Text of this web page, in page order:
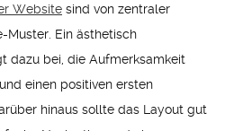
Website sind von zentraler
Muster. Ein ästhetisch
dazu bei, die Aufmerksamkeit
einen positiven ersten
hinaus sollte das Layout gut